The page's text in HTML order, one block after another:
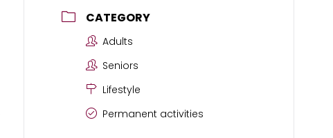
CATEGORY
Adults
Seniors
Lifestyle
Permanent activities